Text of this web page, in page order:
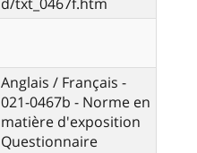
Anglais / Français -
021-0467b - Norme en
matière d'exposition
Questionnaire